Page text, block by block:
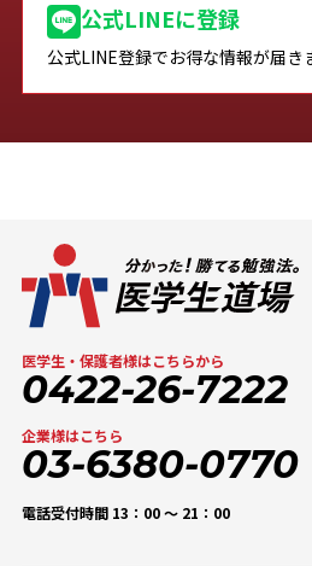
公式LINEに登録
公式LINE登録でお得な情報が届き
医学生・保護者様はこちらから
0422-26-7222
企業様はこちら
03-6380-0770
電話受付時間 13：00 〜 21：00